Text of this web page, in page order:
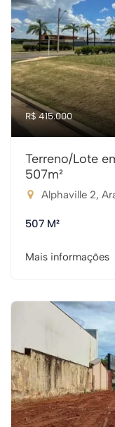
R$ 415.000
Terreno/Lote
507m²
Alphaville 2,
507 M²
Mais informações